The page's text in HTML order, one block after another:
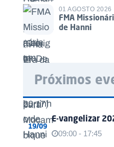
01 AGOSTO 2026
FMA
de Hanni
Próximos
19/09
E-vangelizar
09:00 - 17:45